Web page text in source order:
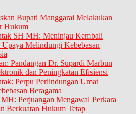
Bupati Manggarai Melakukan
Hukum
SH MH: Meninjau Kembali
Melindungi Kebebasan
Pandangan Dr. Supardi Marbun
dan Peningkatan Efisiensi
Perpu Perlindungan Umat
Beragama
Perjuangan Mengawal Perkara
Berkuatan Hukum Tetap